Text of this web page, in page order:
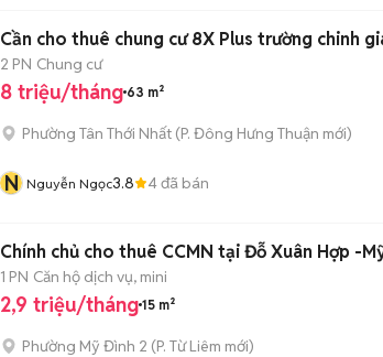
Cần cho thuê chung cư 8X Plus trường chinh
2 PN Chung cư
8 triệu/tháng 63 m²
Phường Tân Thới Nhất (P. Đông Hưng Thuận mới)
N Nguyễn Ngọc3.8 4đã bán
Chính chủ cho thuê CCMN tại Đỗ Xuân Hợp -
1 PN Căn hộ dịch vụ, mini
2,9 triệu/tháng 15 m²
Phường Mỹ Đình 2 (P. Từ Liêm mới)